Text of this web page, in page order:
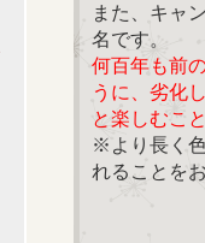
また、キャ
名です。
何百年も前
うに、劣化
と楽しむこ
※より長く
れることを